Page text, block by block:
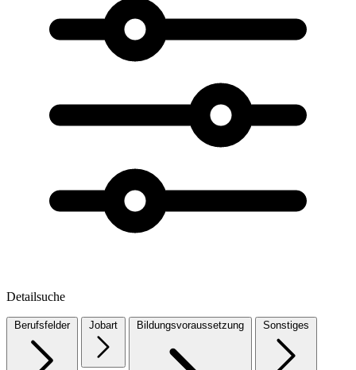
Detailsuche
Berufsfelder Jobart Bildungsvoraussetzung Sonstiges